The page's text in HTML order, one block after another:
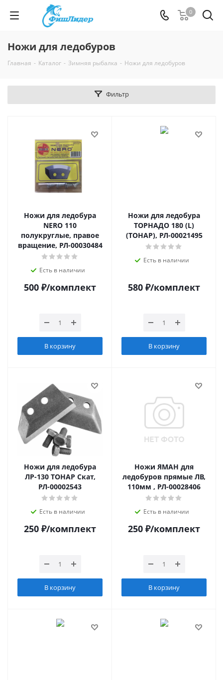
0
Ножи для ледобуров
Главная - Каталог - Зимняя рыбалка - Ножи для ледобуров
Фильтр
Ножи для ледобура
NERO 110
полукруглые, правое
вращение, РЛ-00030484
Есть в наличии
500 ₽/комплект
В корзину
Ножи для ледобура
ТОРНАДО 180 (L)
(ТОНАР), РЛ-00021495
Есть в наличии
580 ₽/комплект
В корзину
Ножи для ледобура
ЛР-130 ТОНАР Скат,
РЛ-00002543
Есть в наличии
250 ₽/комплект
В корзину
Ножи ЯМАН для
ледобуров прямые ЛВ,
110мм , РЛ-00028406
Есть в наличии
250 ₽/комплект
В корзину